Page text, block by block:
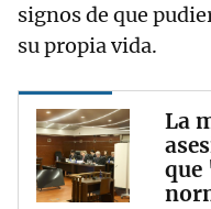
signos de que
su propia vida.
La
que